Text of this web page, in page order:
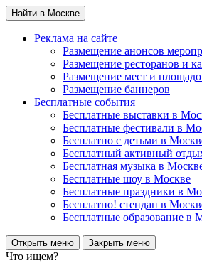
Найти в Москве
Реклама на сайте
Размещение анонсов
Размещение ресторанов и
Размещение мест и
Размещение баннеров
Бесплатные события
Бесплатные выставки в
Бесплатные фестивали в
Бесплатно с детьми в
Бесплатный активный
Бесплатная музыка в
Бесплатные шоу в Москве
Бесплатные праздники в
Бесплатно! стендап в
Бесплатные образование в
Открыть меню Закрыть меню
Что ищем?